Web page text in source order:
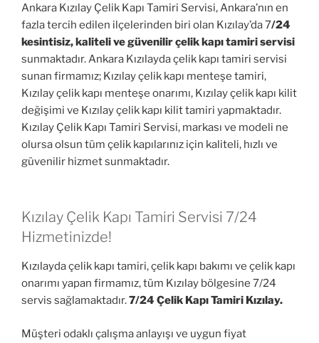
Ankara Kızılay Çelik Kapı Tamiri Servisi, Ankara’nın en
fazla tercih edilen ilçelerinden biri olan Kızılay’da 7/24
kesintisiz, kaliteli ve güvenilir çelik kapı tamiri servisi
sunmaktadır. Ankara Kızılayda çelik kapı tamiri servisi
sunan firmamız; Kızılay çelik kapı menteşe tamiri,
Kızılay çelik kapı menteşe onarımı, Kızılay çelik kapı kilit
değişimi ve Kızılay çelik kapı kilit tamiri yapmaktadır.
Kızılay Çelik Kapı Tamiri Servisi, markası ve modeli ne
olursa olsun tüm çelik kapılarınız için kaliteli, hızlı ve
güvenilir hizmet sunmaktadır.
Kızılay Çelik Kapı Tamiri Servisi 7/24
Hizmetinizde!
Kızılayda çelik kapı tamiri, çelik kapı bakımı ve çelik kapı
onarımı yapan firmamız, tüm Kızılay bölgesine 7/24
servis sağlamaktadır.7/24 Çelik Kapı Tamiri Kızılay.
Müşteri odaklı çalışma anlayışı ve uygun fiyat